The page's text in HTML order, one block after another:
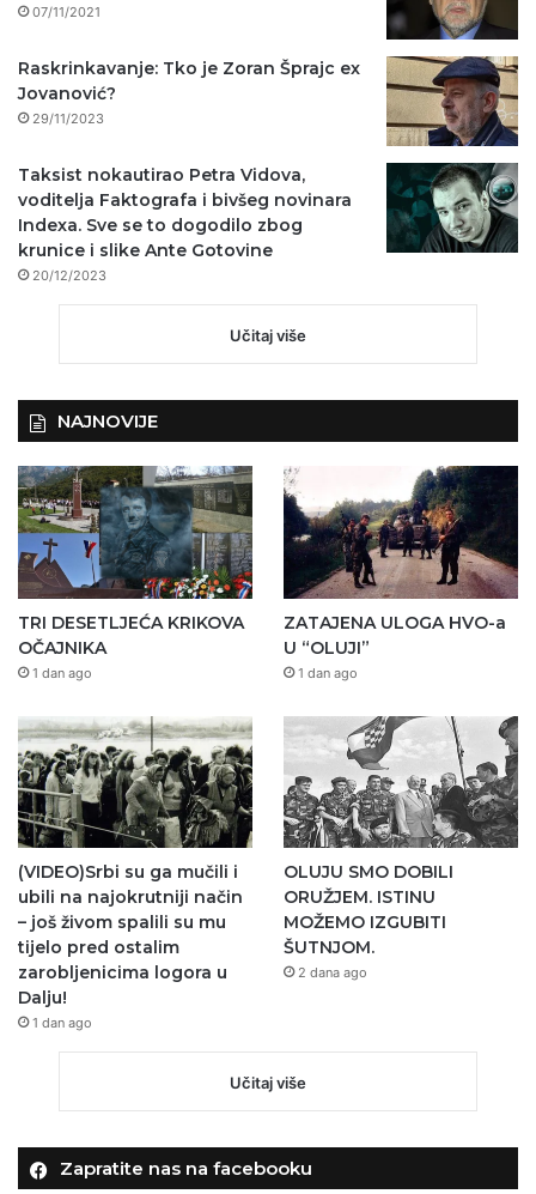
07/11/2021
Raskrinkavanje: Tko je Zoran Šprajc ex
Jovanović?
29/11/2023
Taksist nokautirao Petra Vidova,
voditelja Faktografa i bivšeg novinara
Indexa. Sve se to dogodilo zbog
krunice i slike Ante Gotovine
20/12/2023
Učitaj više
NAJNOVIJE
TRI DESETLJEĆA KRIKOVA
OČAJNIKA
1 dan ago
ZATAJENA ULOGA HVO-a
U “OLUJI”
1 dan ago
(VIDEO)Srbi su ga mučili i
ubili na najokrutniji način
– još živom spalili su mu
tijelo pred ostalim
zarobljenicima logora u
Dalju!
1 dan ago
OLUJU SMO DOBILI
ORUŽJEM. ISTINU
MOŽEMO IZGUBITI
ŠUTNJOM.
2 dana ago
Učitaj više
Zapratite nas na facebooku